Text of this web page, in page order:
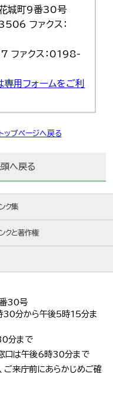
城町9番30号
ファクス：
ファクス：0198-
用フォームをご利
トップページへ戻る
へ戻る
ク集
クと著作権
30号
分から午後5時15分ま
分まで
口は午後6時30分まで
ご来庁前にあらかじめご確